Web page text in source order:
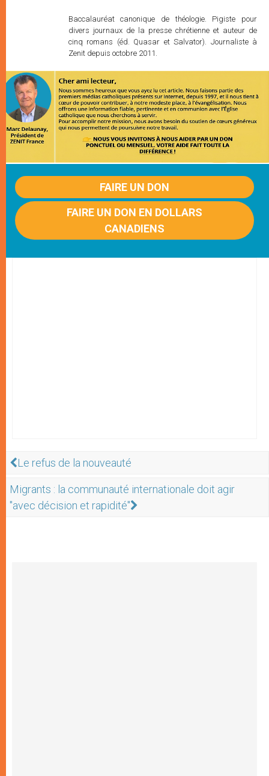
Baccalauréat canonique de théologie. Pigiste pour
divers journaux de la presse chrétienne et auteur de
cinq romans (éd. Quasar et Salvator). Journaliste à
Zenit depuis octobre 2011.
FAIRE UN DON
FAIRE UN DON EN DOLLARS
CANADIENS
Le refus de la nouveauté
Migrants : la communauté internationale doit agir
"avec décision et rapidité"